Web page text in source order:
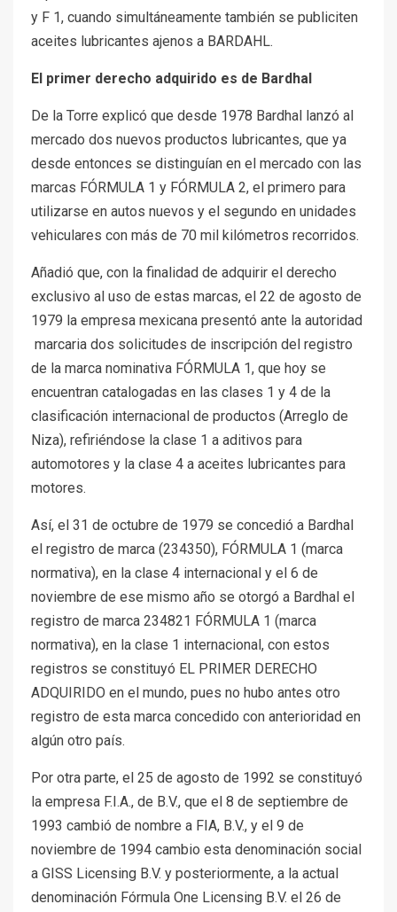
y F 1, cuando simultáneamente también se publiciten
aceites lubricantes ajenos a BARDAHL.
El primer derecho adquirido es de Bardhal
De la Torre explicó que desde 1978 Bardhal lanzó al
mercado dos nuevos productos lubricantes, que ya
desde entonces se distinguían en el mercado con las
marcas FÓRMULA 1 y FÓRMULA 2, el primero para
utilizarse en autos nuevos y el segundo en unidades
vehiculares con más de 70 mil kilómetros recorridos.
Añadió que, con la finalidad de adquirir el derecho
exclusivo al uso de estas marcas, el 22 de agosto de
1979 la empresa mexicana presentó ante la autoridad
marcaria dos solicitudes de inscripción del registro
de la marca nominativa FÓRMULA 1, que hoy se
encuentran catalogadas en las clases 1 y 4 de la
clasificación internacional de productos (Arreglo de
Niza), refiriéndose la clase 1 a aditivos para
automotores y la clase 4 a aceites lubricantes para
motores.
Así, el 31 de octubre de 1979 se concedió a Bardhal
el registro de marca (234350), FÓRMULA 1 (marca
normativa), en la clase 4 internacional y el 6 de
noviembre de ese mismo año se otorgó a Bardhal el
registro de marca 234821 FÓRMULA 1 (marca
normativa), en la clase 1 internacional, con estos
registros se constituyó EL PRIMER DERECHO
ADQUIRIDO en el mundo, pues no hubo antes otro
registro de esta marca concedido con anterioridad en
algún otro país.
Por otra parte, el 25 de agosto de 1992 se constituyó
la empresa F.I.A., de B.V., que el 8 de septiembre de
1993 cambió de nombre a FIA, B.V., y el 9 de
noviembre de 1994 cambio esta denominación social
a GISS Licensing B.V. y posteriormente, a la actual
denominación Fórmula One Licensing B.V. el 26 de